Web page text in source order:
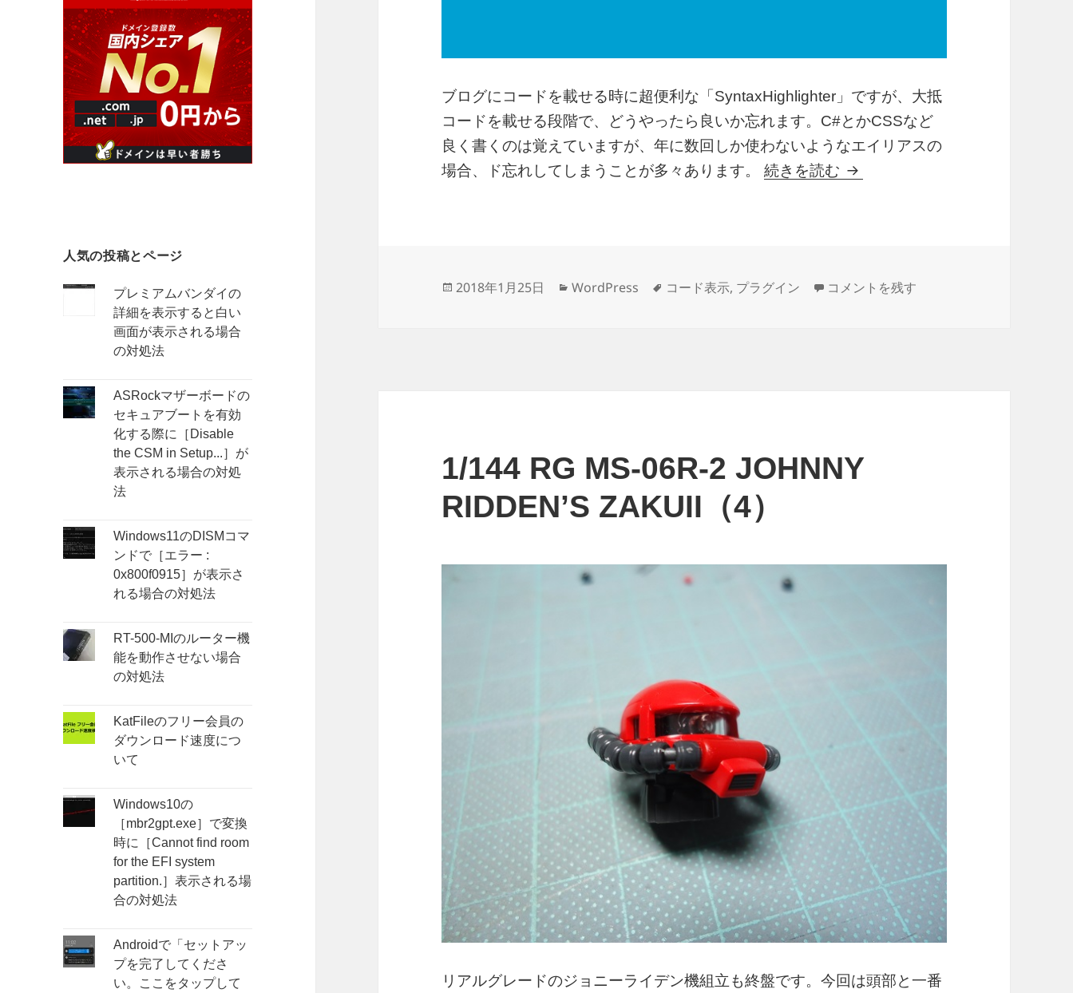
人気の投稿とページ
プレミアムバンダイの
詳細を表示すると白い
画面が表示される場合
の対処法
ASRockマザーボードの
セキュアブートを有効
化する際に［Disable
the CSM in Setup...］が
表示される場合の対処
法
Windows11のDISMコマ
ンドで［エラー :
0x800f0915］が表示さ
れる場合の対処法
RT-500-MIのルーター機
能を動作させない場合
の対処法
KatFileのフリー会員の
ダウンロード速度につ
いて
Windows10の
［mbr2gpt.exe］で変換
時に［Cannot find room
for the EFI system
partition.］表示される場
合の対処法
Androidで「セットアッ
プを完了してくださ
い。ここをタップして
ブログにコードを載せる時に超便利な「SyntaxHighlighter」ですが、大抵
コードを載せる段階で、どうやったら良いか忘れます。C#とかCSSなど
良く書くのは覚えていますが、年に数回しか使わないようなエイリアスの
場合、ド忘れしてしまうことが多々あります。続きを読む SyntaxHighlighterのエイリアス
投
2018年1月25日
カ
WordPress
タ
コード表示, プラグイン SyntaxHighlighterのエイリアス（すぐに
コメントを残す
1/144 RG MS-06R-2 JOHNNY
RIDDEN’S ZAKUII（4）
リアルグレードのジョニーライデン機組立も終盤です。今回は頭部と一番